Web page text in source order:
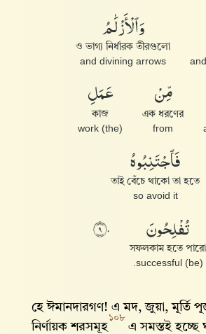
وَٱلْأَزْلَٰمُ
ও ভাগ্য নির্ধারক তীরগুলো
and divining arrows
مِّنْ
এক ধরণের
from
عَمَلِ
কাজ
(the) work
فَٱجْتَنِبُوهُ
তাই বেঁচে থাকো তা হতে
so avoid it
تُفْلِحُونَ
সফলকাম হতে পারো
(be) successful.
٩٠
হে ঈমানদারগণ! এ মদ, জুয়া, মূর্তি
নির্ণায়ক শরসমূহ
১০৮
এ সমস্তই হচ্ছে